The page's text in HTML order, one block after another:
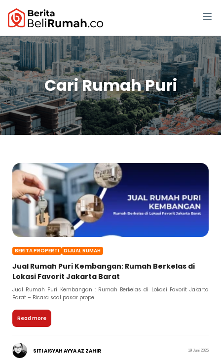
Cari Rumah Puri
BERITA PROPERTI DIJUAL RUMAH
Jual Rumah Puri Kembangan: Rumah Berkelas di
Lokasi Favorit Jakarta Barat
Jual Rumah Puri Kembangan : Rumah Berkelas di Lokasi Favorit Jakarta
Barat – Bicara soal pasar prope...
Read more
SITI AISYAH AYYA AZ ZAHIR 19 Juni 2025